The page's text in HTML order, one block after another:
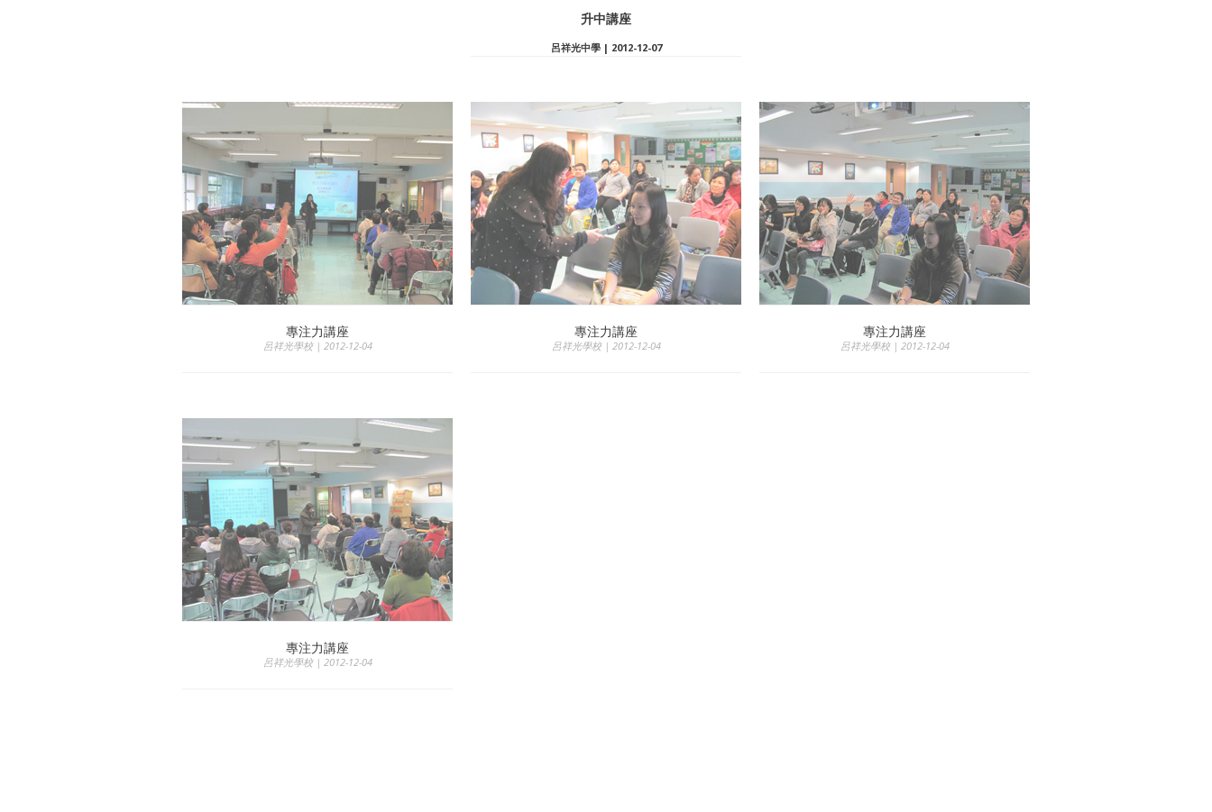
升中講座
呂祥光中學 | 2012-12-07
專注力講座
呂祥光學校 | 2012-12-04
專注力講座
呂祥光學校 | 2012-12-04
專注力講座
呂祥光學校 | 2012-12-04
專注力講座
呂祥光學校 | 2012-12-04